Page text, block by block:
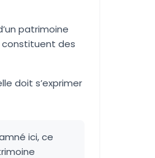
patrimoine
constituent des
doit s’exprimer
ici, ce